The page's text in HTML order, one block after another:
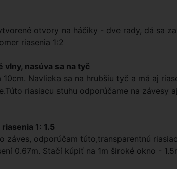
otvory na háčiky - dve rady, dá sa
riasenia 1:2
nasúva sa na tyč
Navlieka sa na hrubšiu tyč a má aj
riasiacu stuhu odporúčame na závesy
1: 1.5
odporúčam túto,transparentnú
0.67m. Stačí kúpiť na 1m široké okno -